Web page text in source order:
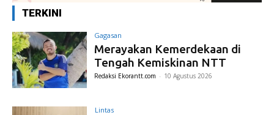
TERKINI
Gagasan
Merayakan Kemerdekaan di
Tengah Kemiskinan NTT
Redaksi Ekorantt.com - 10 Agustus 2026
Lintas